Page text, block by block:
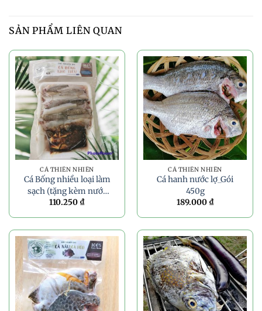
SẢN PHẨM LIÊN QUAN
CÁ THIÊN NHIÊN
Cá Bống nhiều loại làm
sạch (tặng kèm nước
kho quẹt) _Gói 300g
110.250 ₫
CÁ THIÊN NHIÊN
Cá hanh nước lợ_Gói
450g
189.000 ₫